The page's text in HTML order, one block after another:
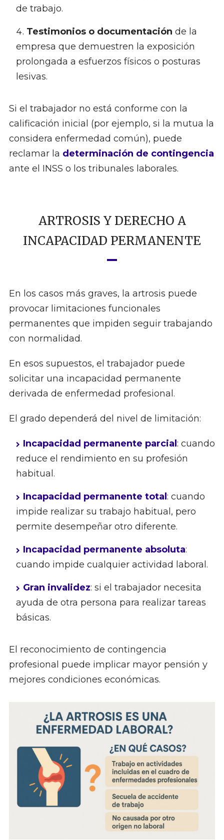
de trabajo.
Testimonios o documentación de la
empresa que demuestren la exposición
prolongada a esfuerzos físicos o posturas
lesivas.
Si el trabajador no está conforme con la
calificación inicial (por ejemplo, si la mutua la
considera enfermedad común), puede
reclamar la determinación de contingencia
ante el INSS o los tribunales laborales.
ARTROSIS Y DERECHO A
INCAPACIDAD PERMANENTE
En los casos más graves, la artrosis puede
provocar limitaciones funcionales
permanentes que impiden seguir trabajando
con normalidad.
En esos supuestos, el trabajador puede
solicitar una incapacidad permanente
derivada de enfermedad profesional.
El grado dependerá del nivel de limitación:
Incapacidad permanente parcial : cuando
reduce el rendimiento en su profesión
habitual.
Incapacidad permanente total : cuando
impide realizar su trabajo habitual, pero
permite desempeñar otro diferente.
Incapacidad permanente absoluta:
cuando impide cualquier actividad laboral.
Gran invalidez: si el trabajador necesita
ayuda de otra persona para realizar tareas
básicas.
El reconocimiento de contingencia
profesional puede implicar mayor pensión y
mejores condiciones económicas.